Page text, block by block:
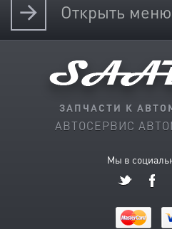
Открыть меню
ЗАПЧАСТИ К
АВТОСЕРВИС
Мы в